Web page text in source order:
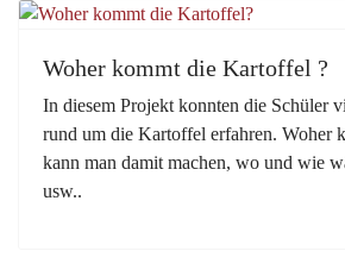
Woher kommt die Kartoffel ?
In diesem Projekt konnten die Schüler
rund um die Kartoffel erfahren. Woher
kann man damit machen, wo und wie
usw..